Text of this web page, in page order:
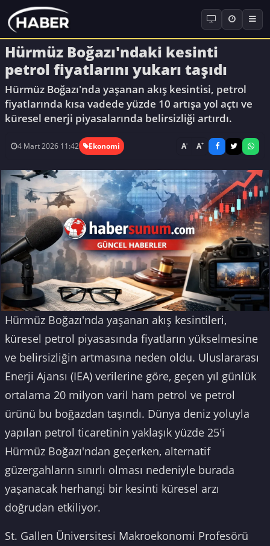
Hürmüz Boğazı'ndaki kesinti
petrol fiyatlarını yukarı taşıdı
Hürmüz Boğazı'nda yaşanan akış kesintisi, petrol
fiyatlarında kısa vadede yüzde 10 artışa yol açtı ve
küresel enerji piyasalarında belirsizliği artırdı.
4 Mart 2026 11:42 Ekonomi A- A+
Hürmüz Boğazı'nda yaşanan akış kesintileri,
küresel petrol piyasasında fiyatların yükselmesine
ve belirsizliğin artmasına neden oldu. Uluslararası
Enerji Ajansı (IEA) verilerine göre, geçen yıl günlük
ortalama 20 milyon varil ham petrol ve petrol
ürünü bu boğazdan taşındı. Dünya deniz yoluyla
yapılan petrol ticaretinin yaklaşık yüzde 25'i
Hürmüz Boğazı'ndan geçerken, alternatif
güzergahların sınırlı olması nedeniyle burada
yaşanacak herhangi bir kesinti küresel arzı
doğrudan etkiliyor.
St. Gallen Üniversitesi Makroekonomi Profesörü